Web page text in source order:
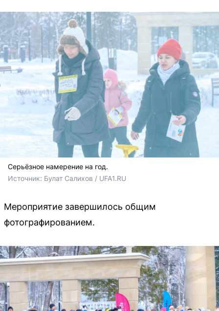
Серьёзное намерение на год.
Источник: Булат Салихов / UFA1.RU
Мероприятие завершилось общим
фотографированием.